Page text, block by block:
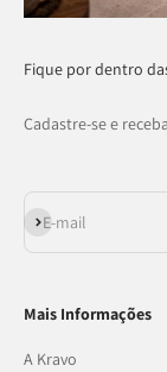
Fique por dentro
Cadastre-se e
E-mail
Assinar
Mais Informações
A Kravo